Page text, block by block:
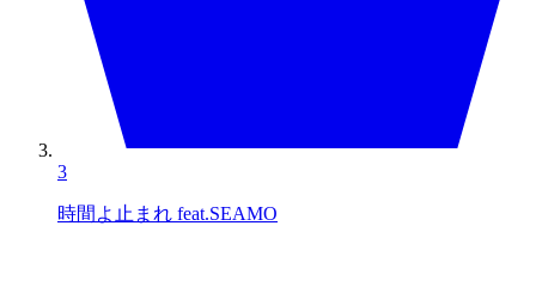
3
時間よ止まれ feat.SEAMO